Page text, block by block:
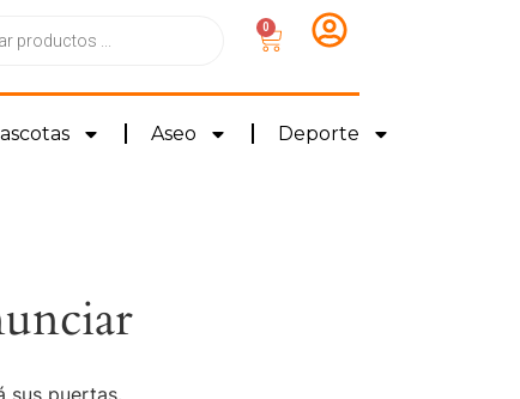
0
Aseo Deporte
sus puertas.